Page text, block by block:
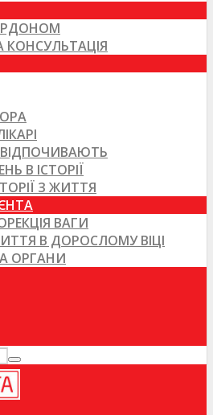
ВІДПОЧИВАЮТЬ
В ІСТОРІЇ
З ЖИТТЯ
ВАГИ
В ДОРОСЛОМУ ВІЦІ
ОРГАНИ